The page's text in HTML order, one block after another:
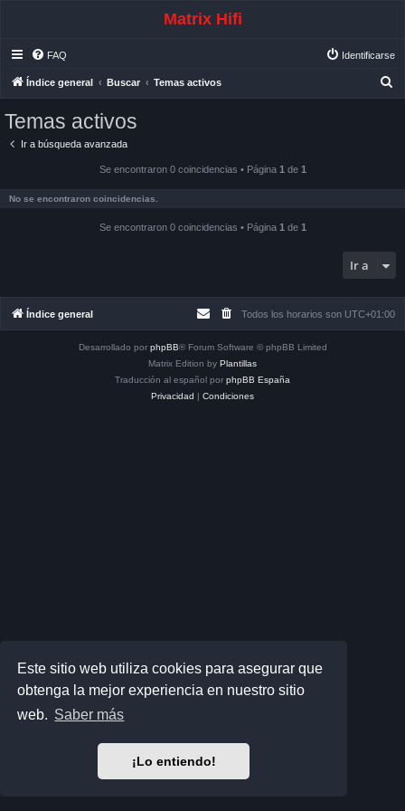
Este sitio web utiliza cookies para asegurar que
obtenga la mejor experiencia en nuestro sitio
web. Saber más
¡Lo entiendo!
Matrix Hifi
FAQ Identificarse
Índice general Buscar Temas activos
Temas activos
Ir a búsqueda avanzada
Se encontraron 0 coincidencias • Página 1 de 1
No se encontraron coincidencias.
Se encontraron 0 coincidencias • Página 1 de 1
Ir a
Índice general Todos los horarios son UTC+01:00
Desarrollado por phpBB® Forum Software © phpBB Limited
Matrix Edition by Plantillas
Traducción al español por phpBB España
Privacidad | Condiciones